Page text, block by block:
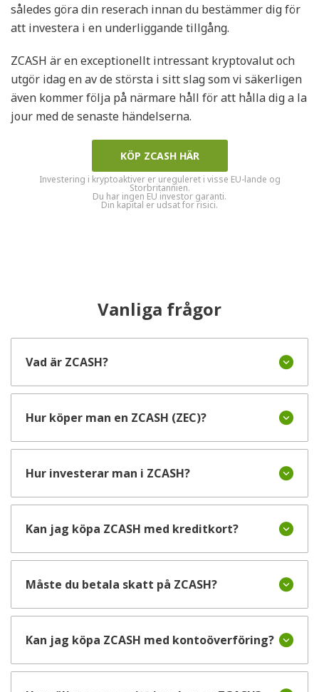
således göra din reserach innan du bestämmer dig för
att investera i en underliggande tillgång.
ZCASH är en exceptionellt intressant kryptovalut och
utgör idag en av de största i sitt slag som vi säkerligen
även kommer följa på närmare håll för att hålla dig a la
jour med de senaste händelserna.
KÖP ZCASH HÄR
Investering i kryptoaktiver er ureguleret i visse EU-lande og
Storbritannien.
Du har ingen EU investor garanti.
Din kapital er udsat for risici.
Vanliga frågor
Vad är ZCASH?
Hur köper man en ZCASH (ZEC)?
Hur investerar man i ZCASH?
Kan jag köpa ZCASH med kreditkort?
Måste du betala skatt på ZCASH?
Kan jag köpa ZCASH med kontoöverföring?